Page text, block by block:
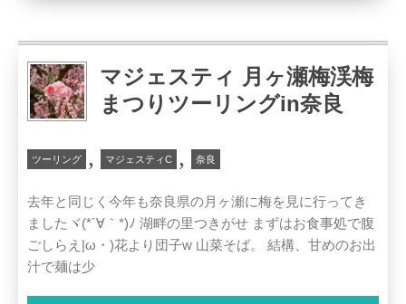
マジェスティ 月ヶ瀬梅渓梅
まつりツーリングin奈良
ツーリング , マジェスティC , 奈良
去年と同じく今年も奈良県の月ヶ瀬に梅を見に行ってき
ましたヾ(*´∀｀*)ﾉ 湖畔の里つきがせ まずはお食事処で腹
ごしらえ|ω・)花より団子w 山菜そば。 結構、甘めのお出
汁で麺は少